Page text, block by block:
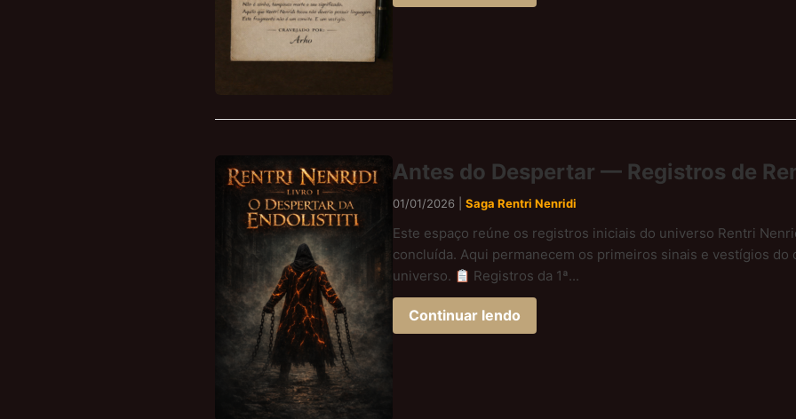
Antes do Despertar — Registros de
01/01/2026 | Saga Rentri Nenridi
Este espaço reúne os registros iniciais do universo Rentri
concluída. Aqui permanecem os primeiros sinais e vestígios do
universo.
Registros da 1ª...
Continuar lendo